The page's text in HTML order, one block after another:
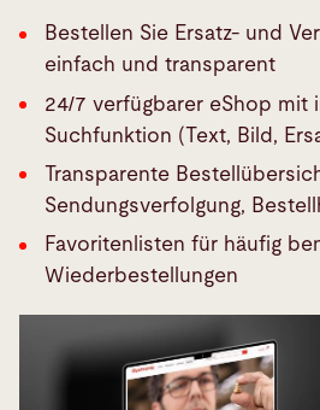
Bestellen Sie Ersatz- und
einfach und transparent
24/7 verfügbarer eShop mit
Suchfunktion (Text, Bild,
Transparente
Sendungsverfolgung,
Favoritenlisten für häufig
Wiederbestellungen